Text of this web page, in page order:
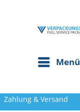
Menü
Zahlung & Versand